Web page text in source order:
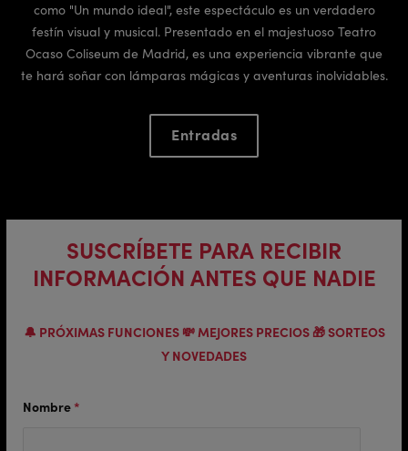
como "Un mundo ideal", este espectáculo es un verdadero
festín visual y musical. Presentado en el majestuoso Teatro
Ocaso Coliseum de Madrid, es una experiencia vibrante que
te hará soñar con lámparas mágicas y aventuras inolvidables.
Entradas
SUSCRÍBETE PARA RECIBIR
INFORMACIÓN ANTES QUE NADIE
🔔 PRÓXIMAS FUNCIONES 💸 MEJORES PRECIOS 🎁 SORTEOS
Y NOVEDADES
Nombre *